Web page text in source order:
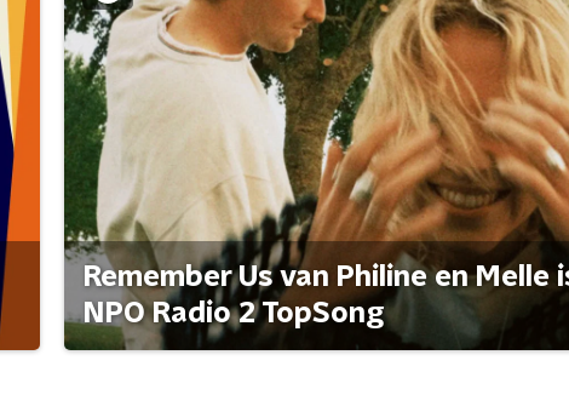
Remember Us van Philine en Melle
NPO Radio 2 TopSong